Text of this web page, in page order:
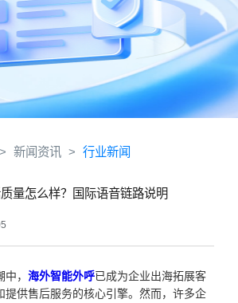
> 新闻资讯 > 行业新闻
量怎么样？国际语音链路说明
， 海外智能外呼已成为企业出海拓展客
提供售后服务的核心引擎。然而，许多企